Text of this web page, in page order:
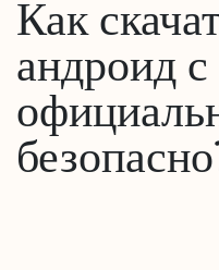
Как
андроид с